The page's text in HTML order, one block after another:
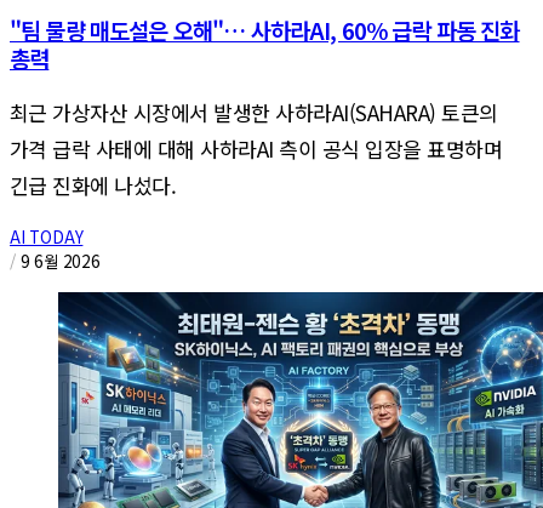
"팀 물량 매도설은 오해"… 사하라AI, 60% 급락 파동 진화
총력
최근 가상자산 시장에서 발생한 사하라AI(SAHARA) 토큰의
가격 급락 사태에 대해 사하라AI 측이 공식 입장을 표명하며
긴급 진화에 나섰다.
AI TODAY
/ 9 6월 2026